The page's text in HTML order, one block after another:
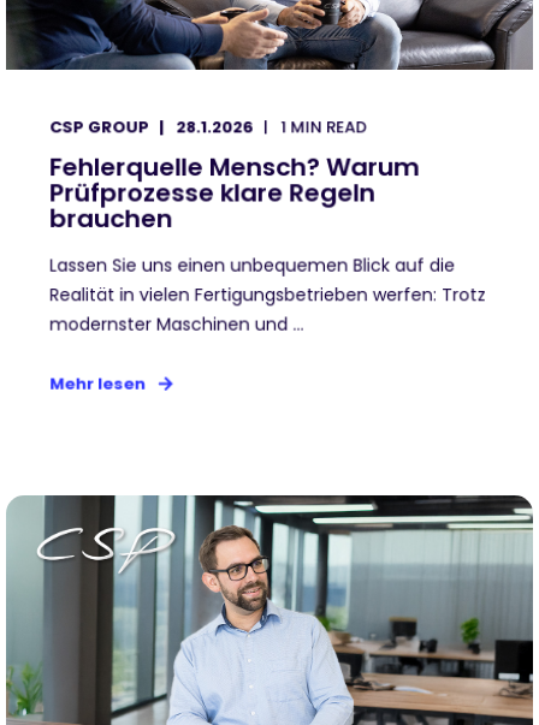
CSP GROUP 28.1.2026 1 MIN READ
Fehlerquelle Mensch? Warum
Prüfprozesse klare Regeln
brauchen
Lassen Sie uns einen unbequemen Blick auf die
Realität in vielen Fertigungsbetrieben werfen: Trotz
modernster Maschinen und ...
Mehr lesen